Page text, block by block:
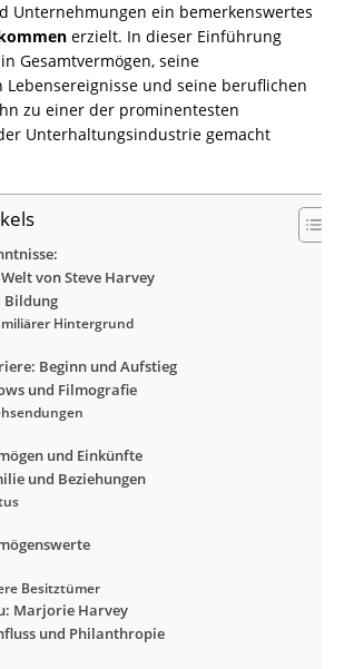
Unternehmungen ein bemerkenswertes
erzielt. In dieser Einführung
Gesamtvermögen, seine
Lebensereignisse und seine beruflichen
zu einer der prominentesten
Unterhaltungsindustrie gemacht
von Steve Harvey
Bildung
Hintergrund
Beginn und Aufstieg
und Filmografie
und Einkünfte
und Beziehungen
Besitztümer
Marjorie Harvey
und Philanthropie